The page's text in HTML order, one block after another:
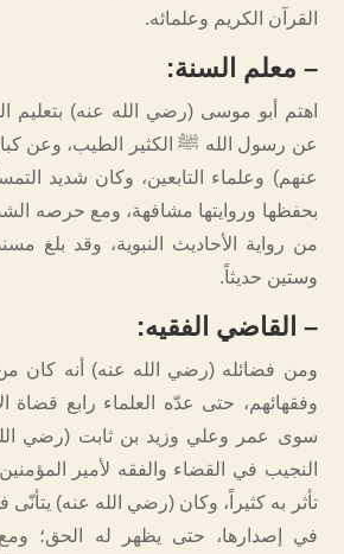
القرآن الكريم وعلمائه.
– معلم السنة:
اهتم أبو موسى (رضي الله عنه) بتعليم
عن رسول الله ﷺ الكثير الطيب، وعن
عنهم) وعلماء التابعين، وكان شديد
بحفظها وروايتها مشافهة، ومع حرصه
من رواية الأحاديث النبوية، وقد بلغ
وستين حديثاً.
– القاضي الفقيه:
ومن فضائله (رضي الله عنه) أنه كان
وفقهائهم، حتى عدّه العلماء رابع قضاة
سوى عمر وعلي وزيد بن ثابت (رضي الله
النجيب في القضاء والفقه لأمير
تأثر به كثيراً، وكان (رضي الله عنه)
في إصدارها، حتى يظهر له الحق؛ ومع